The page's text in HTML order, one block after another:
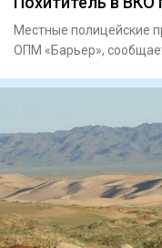
Местные полицейские
ОПМ «Барьер»,